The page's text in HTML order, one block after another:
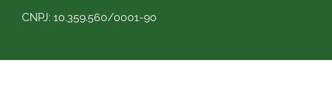
CNPJ: 10.359.560/0001-90